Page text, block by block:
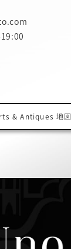
& Antiques 地図